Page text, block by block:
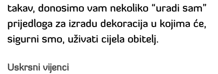
takav, donosimo vam nekoliko “uradi sam”
prijedloga za izradu dekoracija u kojima će,
sigurni smo, uživati cijela obitelj.
Uskrsni vijenci